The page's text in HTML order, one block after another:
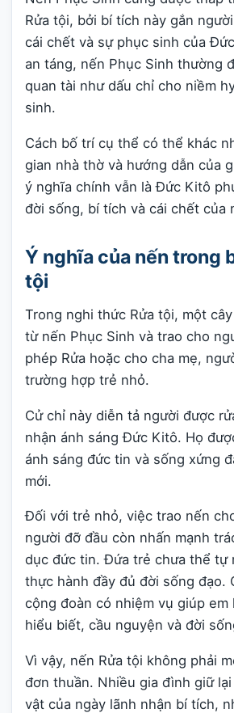
Rửa tội, bởi bí tích này gắn
cái chết và sự phục sinh của
an táng, nến Phục Sinh thường
quan tài như dấu chỉ cho niềm
sinh.
Cách bố trí cụ thể có thể khác
gian nhà thờ và hướng dẫn của
ý nghĩa chính vẫn là Đức Kitô
đời sống, bí tích và cái chết của
Ý nghĩa của nến trong
tội
Trong nghi thức Rửa tội, một
từ nến Phục Sinh và trao cho
phép Rửa hoặc cho cha mẹ,
trường hợp trẻ nhỏ.
Cử chỉ này diễn tả người được
nhận ánh sáng Đức Kitô. Họ
ánh sáng đức tin và sống xứng
mới.
Đối với trẻ nhỏ, việc trao nến
người đỡ đầu còn nhấn mạnh
dục đức tin. Đứa trẻ chưa thể tự
thực hành đầy đủ đời sống đạo.
cộng đoàn có nhiệm vụ giúp
hiểu biết, cầu nguyện và đời
Vì vậy, nến Rửa tội không phải
đơn thuần. Nhiều gia đình giữ
vật của ngày lãnh nhận bí tích,